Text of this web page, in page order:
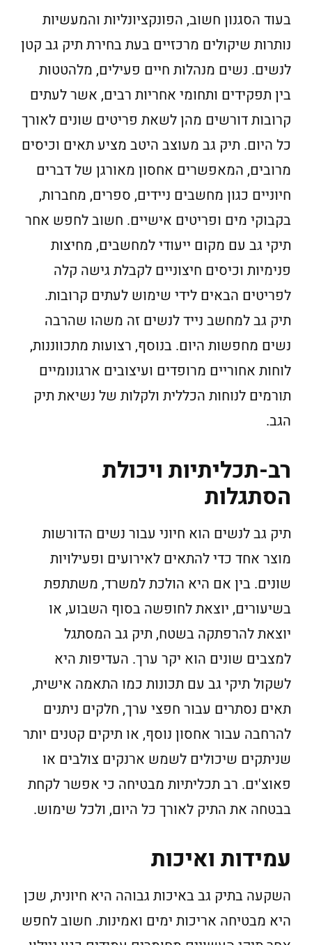
בעוד הסגנון חשוב, הפונקציונליות והמעשיות
נותרות שיקולים מרכזיים בעת בחירת תיק גב קטן
לנשים. נשים מנהלות חיים פעילים, מלהטטות
בין תפקידים ותחומי אחריות רבים, אשר לעתים
קרובות דורשים מהן לשאת פריטים שונים לאורך
כל היום. תיק גב מעוצב היטב מציע תאים וכיסים
מרובים, המאפשרים אחסון מאורגן של דברים
חיוניים כגון מחשבים ניידים, ספרים, מחברות,
בקבוקי מים ופריטים אישיים. חשוב לחפש אחר
תיקי גב עם מקום ייעודי למחשבים, מחיצות
פנימיות וכיסים חיצוניים לקבלת גישה קלה
לפריטים הבאים לידי שימוש לעתים קרובות.
תיק גב למחשב נייד לנשים זה משהו שהרבה
נשים מחפשות היום. בנוסף, רצועות מתכווננות,
לוחות אחוריים מרופדים ועיצובים ארגונומיים
תורמים לנוחות הכללית ולקלות של נשיאת תיק
הגב.
רב-תכליתיות ויכולת
הסתגלות
תיק גב לנשים הוא חיוני עבור נשים הדורשות
מוצר אחד כדי להתאים לאירועים ופעילויות
שונים. בין אם היא הולכת למשרד, משתתפת
בשיעורים, יוצאת לחופשה בסוף השבוע, או
יוצאת להרפתקה בשטח, תיק גב המסתגל
למצבים שונים הוא יקר ערך. העדיפות היא
לשקול תיקי גב עם תכונות כמו התאמה אישית,
תאים נסתרים עבור חפצי ערך, חלקים ניתנים
להרחבה עבור אחסון נוסף, או תיקים קטנים יותר
שניתקים שיכולים לשמש ארנקים צולבים או
פאוצ'ים. רב תכליתיות מבטיחה כי אפשר לקחת
בבטחה את התיק לאורך כל היום, ולכל שימוש.
עמידות ואיכות
השקעה בתיק גב באיכות גבוהה היא חיונית, שכן
היא מבטיחה אריכות ימים ואמינות. חשוב לחפש